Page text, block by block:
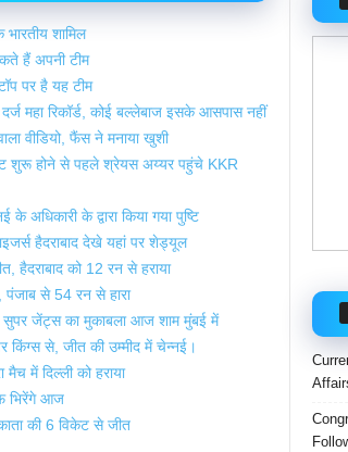
शामिल
हैं अपनी टीम
पर है यह टीम
महा रिकॉर्ड, कोई बल्लेबाज इसके आसपास नहीं
वीडियो, फैंस ने मनाया खुशी
शुरू होने से पहले श्रेयस अय्यर पहुंचे KKR
के द्वारा किया गया पुष्टि
हैदराबाद देखे यहां पर शेड्यूल
को 12 रन से हराया
से 54 रन से हारा
जेंट्स का मुकाबला आज शाम मुंबई में
से, जीत की उम्मीद में चेन्नई।
में दिल्ली को हराया
भिरेंगे आज
की 6 विकेट से जीत